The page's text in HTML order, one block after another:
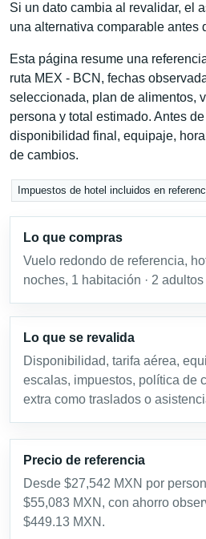
Si un dato cambia al revalidar, el
una alternativa comparable antes
Esta página resume una
ruta MEX - BCN, fechas
seleccionada, plan de alimentos,
persona y total estimado. Antes
disponibilidad final, equipaje,
de cambios.
Impuestos de hotel incluidos en
Lo que compras
Vuelo redondo de referencia,
noches, 1 habitación · 2
Lo que se revalida
Disponibilidad, tarifa aérea,
escalas, impuestos, política de
extra como traslados o
Precio de referencia
Desde $27,542 MXN por
$55,083 MXN, con ahorro
$449.13 MXN.